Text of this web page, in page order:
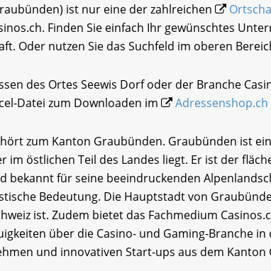
ist nur eine der zahlreichen
Finden Sie einfach Ihr gewünschtes
Oder nutzen Sie das Suchfeld im oberen
des Ortes Seewis Dorf oder der Branche
Datei zum Downloaden im
Adressenshop.ch
zum Kanton Graubünden. Graubünden ist
im östlichen Teil des Landes liegt. Er ist der
bekannt für seine beeindruckenden
Bedeutung. Die Hauptstadt von
ist. Zudem bietet das Fachmedium
über die Casino- und Gaming-Branche in
und innovativen Start-ups aus dem Kanton